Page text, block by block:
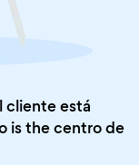
cliente está
is thecentro de